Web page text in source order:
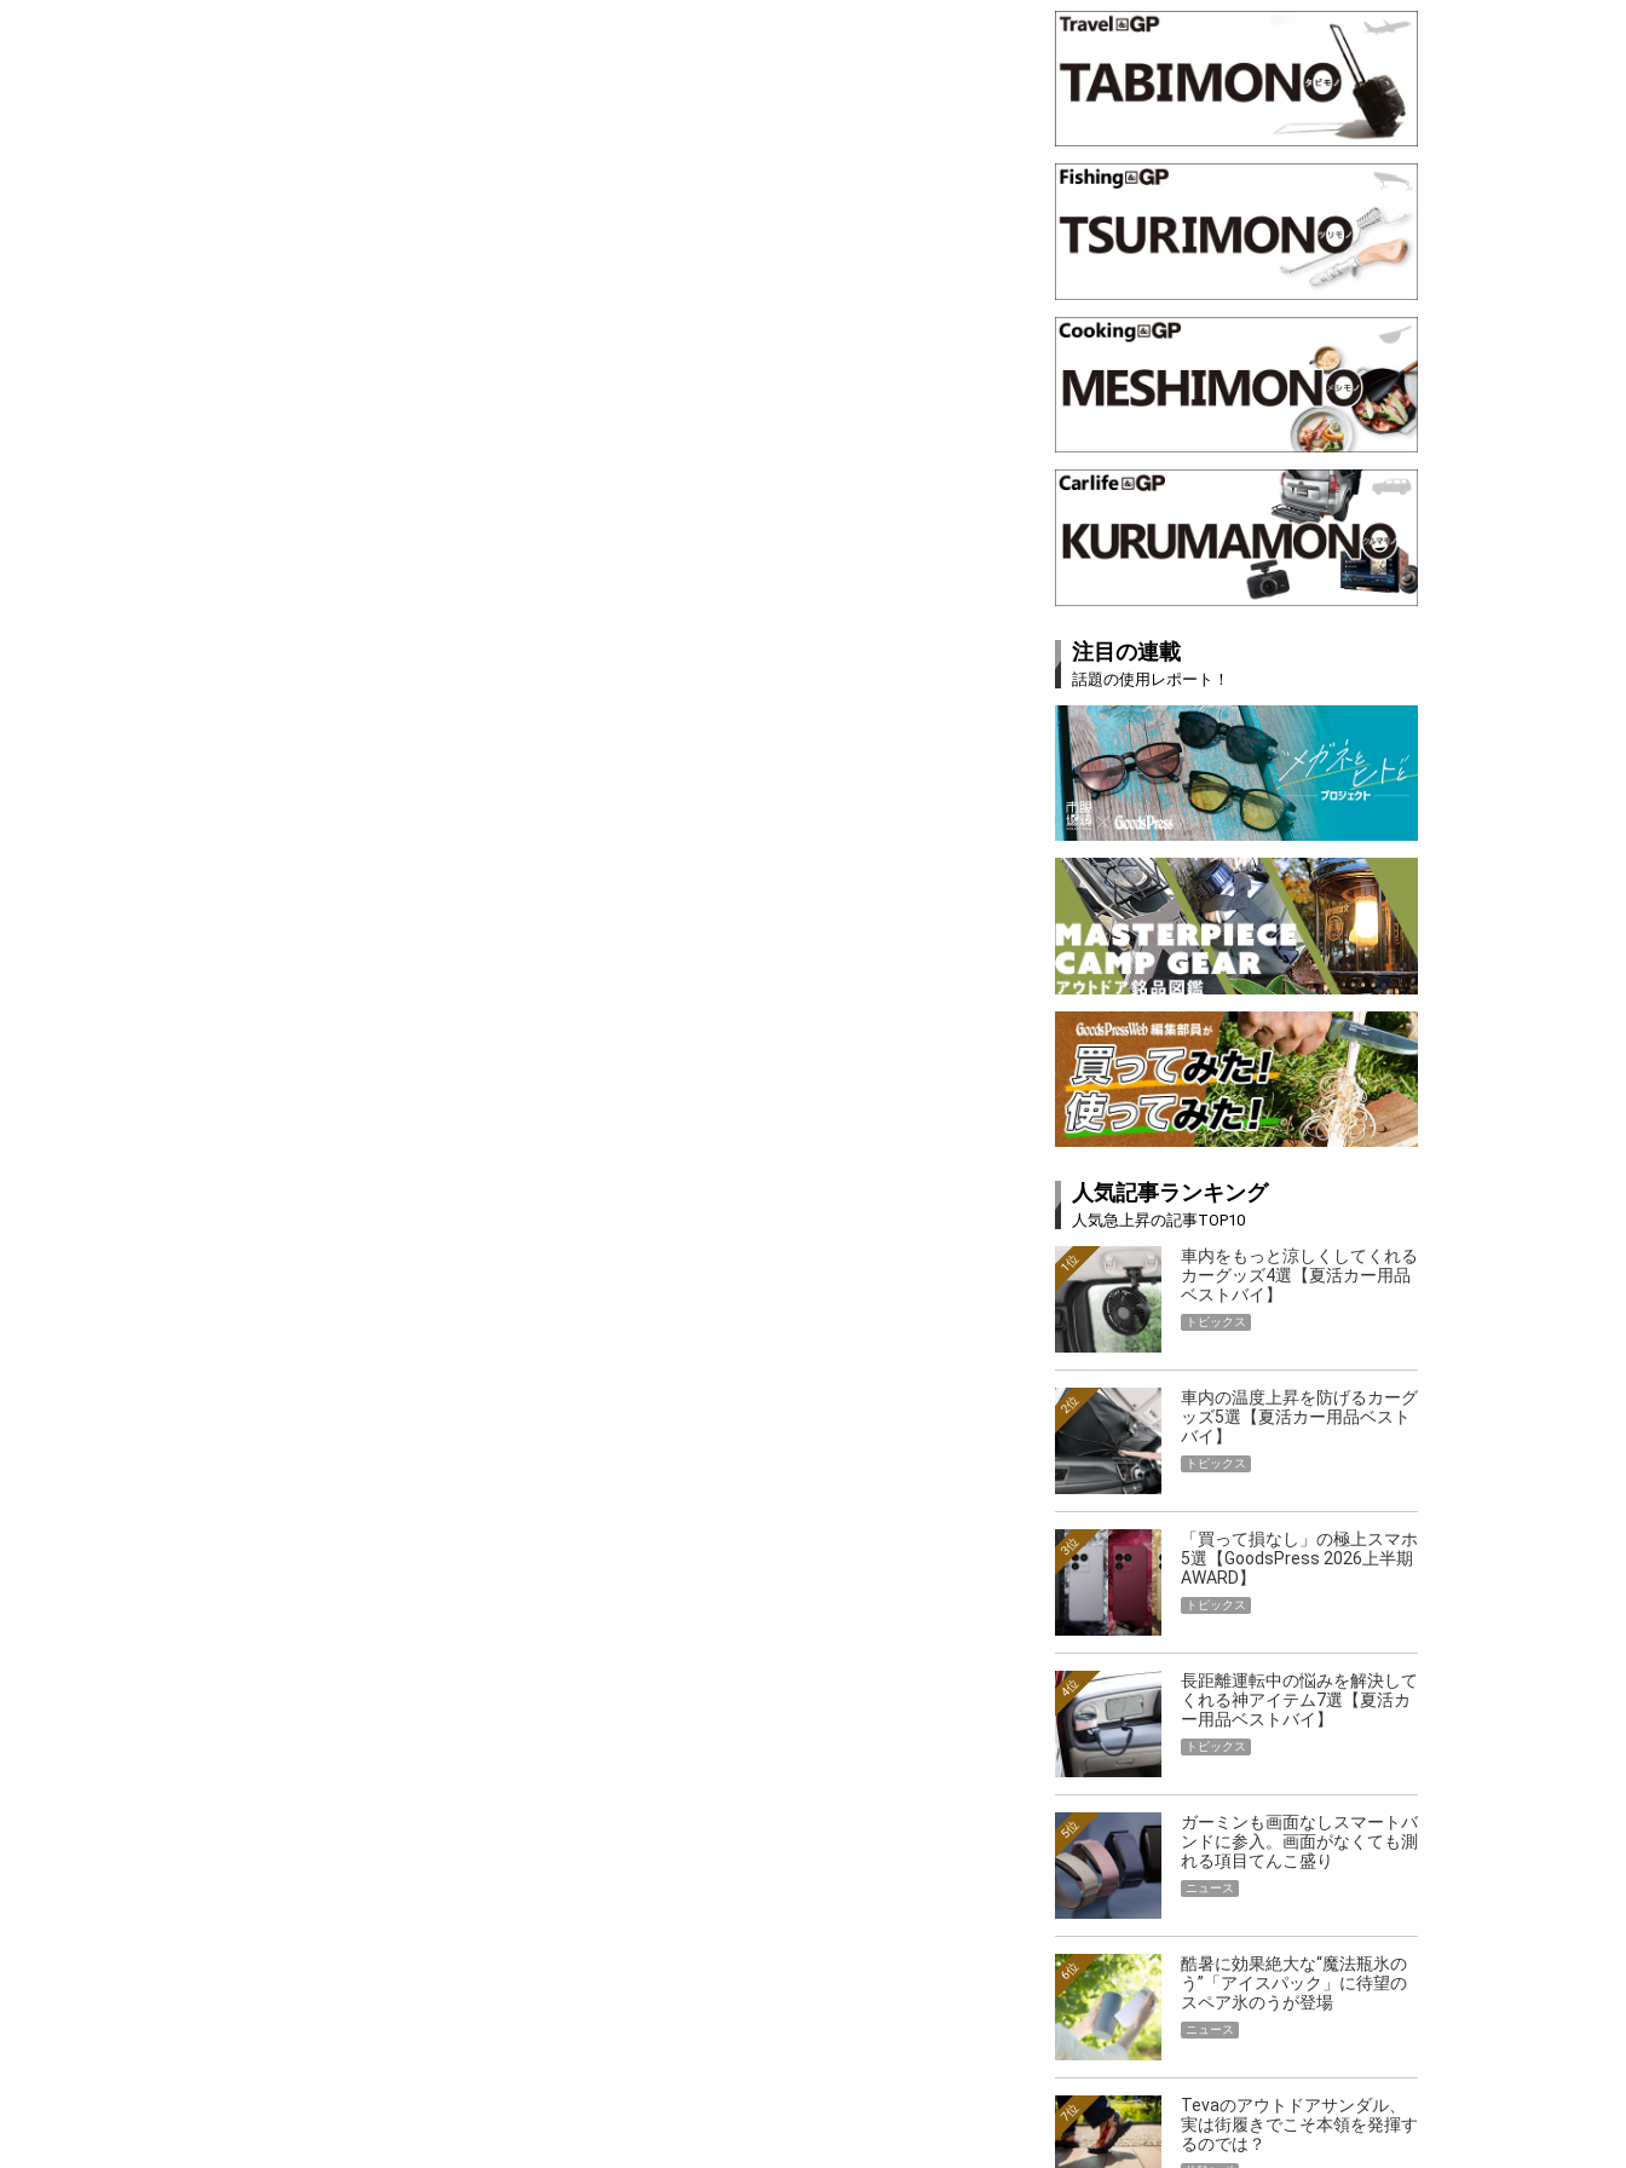
注目の連載
話題の使用レポート！
人気記事ランキング
人気急上昇の記事TOP10
車内をもっと涼しくしてくれる
カーグッズ4選【夏活カー用品
ベストバイ】
1位
トピックス
車内の温度上昇を防げるカーグ
ッズ5選【夏活カー用品ベスト
バイ】
2位
トピックス
「買って損なし」の極上スマホ
5選【GoodsPress 2026上半期
AWARD】
3位
トピックス
長距離運転中の悩みを解決して
くれる神アイテム7選【夏活カ
ー用品ベストバイ】
4位
トピックス
ガーミンも画面なしスマートバ
ンドに参入。画面がなくても測
れる項目てんこ盛り
5位
ニュース
酷暑に効果絶大な“魔法瓶氷の
う”「アイスパック」に待望の
スペア氷のうが登場
6位
ニュース
Tevaのアウトドアサンダル、
実は街履きでこそ本領を発揮す
るのでは？
7位